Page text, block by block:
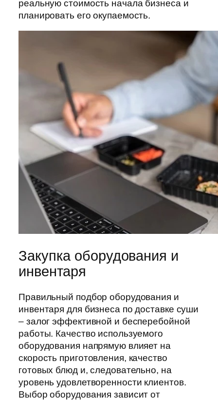
реальную стоимость начала бизнеса и
планировать его окупаемость.
Закупка оборудования и
инвентаря
Правильный подбор оборудования и
инвентаря для бизнеса по доставке суши
– залог эффективной и бесперебойной
работы. Качество используемого
оборудования напрямую влияет на
скорость приготовления, качество
готовых блюд и, следовательно, на
уровень удовлетворенности клиентов.
Выбор оборудования зависит от